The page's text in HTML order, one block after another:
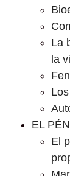
La
la
EL
El